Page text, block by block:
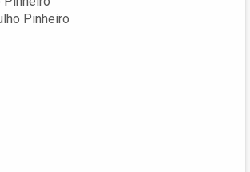
Pinheiro